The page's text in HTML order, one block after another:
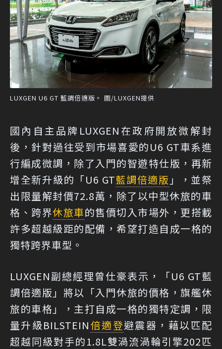
LUXGEN U6 GT 藍調倍適版。 圖/LUXGEN提供
國內自主品牌LUXGEN在政府開放微解封
後，針對過往受到市場喜愛的U6 GT車系進
行編成微調，除了入門的智遊特仕版，再新
增全新升級的「U6 GT藍調倍適版 」，並祭
出限量解封價72.8萬，除了以中型休旅的車
格、跨界休旅車的售價切入市場外，更搭載
許多超越級距的配備，希望打造自成一格的
獨特跨界車型。
LUXGEN副總經理曾仕豪表示，「U6 GT藍
調倍適版」將以「入門休旅的價格，旗艦休
旅的車格」，主打自成一格的獨特定調，限
量升級BILSTEIN倍適登避震器，藉以匹配
超越同級對手的1.8L雙渦流渦輪引擎202匹